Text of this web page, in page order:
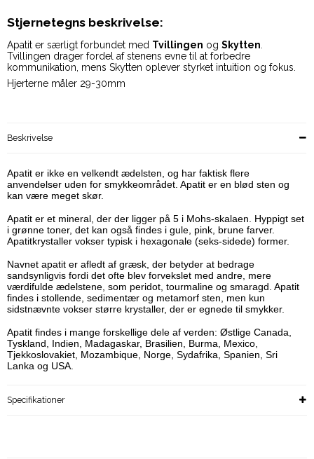
Stjernetegns beskrivelse:
Apatit er særligt forbundet med Tvillingen og Skytten
Tvillingen drager fordel af stenens evne til at forbedre
kommunikation, mens Skytten oplever styrket intuition og fokus.
Hjerterne måler 29-30mm
Beskrivelse
Apatit er ikke en velkendt ædelsten, og har faktisk flere
anvendelser uden for smykkeområdet. Apatit er en blød sten og
kan være meget skør.
Apatit er et mineral, der der ligger på 5 i Mohs-skalaen. Hyppigt set
i grønne toner, det kan også findes i gule, pink, brune farver.
Apatitkrystaller vokser typisk i hexagonale (seks-sidede) former.
Navnet apatit er afledt af græsk, der betyder at bedrage
sandsynligvis fordi det ofte blev forvekslet med andre, mere
værdifulde ædelstene, som peridot, tourmaline og smaragd. Apatit
findes i stollende, sedimentær og metamorf sten, men kun
sidstnævnte vokser større krystaller, der er egnede til smykker.
Apatit findes i mange forskellige dele af verden: Østlige Canada,
Tyskland, Indien, Madagaskar, Brasilien, Burma, Mexico,
Tjekkoslovakiet, Mozambique, Norge, Sydafrika, Spanien, Sri
Lanka og USA.
Specifikationer